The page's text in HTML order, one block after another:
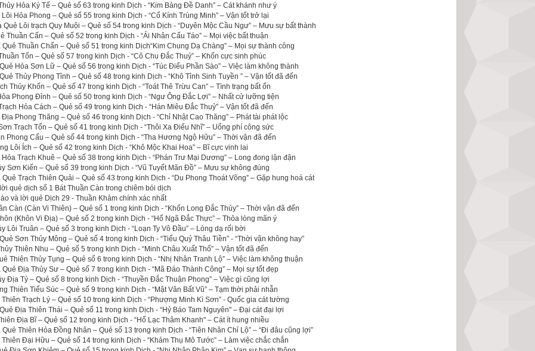
Hỏa Ký Tế – Quẻ số 63 trong kinh Dịch - “Kim Bảng Đề Danh” – Cát khánh như ý
Hỏa Phong – Quẻ số 55 trong kinh Dịch - “Cổ Kính Trùng Minh” – Vận tốt trở lại
Quẻ Lôi trạch Quy Muội – Quẻ số 54 trong kinh Dịch - “Duyên Mộc Cầu Ngư” – Mưu sự bất thành
Thuần Cấn – Quẻ số 52 trong kinh Dịch - “Ải Nhân Cấu Táo” – Mọi việc bất thuận
Quẻ Thuần Chấn – Quẻ số 51 trong kinh Dịch“Kim Chung Dạ Chàng” – Mọi sự thành công
Tốn – Quẻ số 57 trong kinh Dịch - “Cô Chu Đắc Thuỷ” – Khốn cực sinh phúc
Hỏa Sơn Lữ – Quẻ số 56 trong kinh Dịch - “Túc Điểu Phần Sào” – Việc làm không thành
Thủy Phong Tỉnh – Quẻ số 48 trong kinh Dịch - “Khô Tỉnh Sinh Tuyền ” – Vận tốt đã đến
Thủy Khốn – Quẻ số 47 trong kinh Dịch - “Toát Thê Trừu Can” – Tình trạng bất ổn
Phong Đỉnh – Quẻ số 50 trong kinh Dịch - “Ngư Ông Đắc Lợi” – Nhất cử lưỡng tiện
Hỏa Cách – Quẻ số 49 trong kinh Dịch - “Hán Miêu Đắc Thuỷ” – Vận tốt đã đến
Địa Phong Thăng – Quẻ số 46 trong kinh Dịch - “Chỉ Nhật Cao Thăng” – Phát tài phát lộc
Trạch Tổn – Quẻ số 41 trong kinh Dịch - “Thôi Xa Điếu Nhĩ” – Uổng phí công sức
Phong Cấu – Quẻ số 44 trong kinh Dịch - “Tha Hương Ngộ Hữu” – Thời vận đã đến
Lôi Ích – Quẻ số 42 trong kinh Dịch - “Khô Mộc Khai Hoa” – Bĩ cực vinh lai
Hỏa Trạch Khuê – Quẻ số 38 trong kinh Dịch - “Phán Trư Mại Dương” – Long đong lận đận
Sơn Kiển – Quẻ số 39 trong kinh Dịch - “Vũ Tuyết Mãn Đồ” – Mưu sự không đúng
Quẻ Trạch Thiên Quải – Quẻ số 43 trong kinh Dịch - “Du Phong Thoát Võng” – Gặp hung hoá cát
quẻ dịch số 1 Bát Thuần Càn trong chiêm bói dịch
và lời quẻ Dịch 29 - Thuần Khảm chính xác nhất
Càn (Càn Vi Thiên) – Quẻ số 1 trong kinh Dịch - “Khốn Long Đắc Thủy” – Thời vận đã đến
(Khôn Vi Địa) – Quẻ số 2 trong kinh Dịch - “Hổ Ngã Đắc Thực” – Thỏa lòng mãn ý
Lôi Truân – Quẻ số 3 trong kinh Dịch - “Loạn Ty Vô Đầu” – Lòng dạ rối bời
Sơn Thủy Mông – Quẻ số 4 trong kinh Dịch - “Tiểu Quỷ Thâu Tiền” - “Thời vận không hay”
Thiên Nhu – Quẻ số 5 trong kinh Dịch - “Minh Châu Xuất Thổ” – Vận tốt đã đến
Thiên Thủy Tụng – Quẻ số 6 trong kinh Dịch - “Nhị Nhân Tranh Lộ” – Việc làm không thuận
Quẻ Địa Thủy Sư – Quẻ số 7 trong kinh Dịch - “Mã Đáo Thành Công” – Mọi sự tốt đẹp
Địa Tỷ – Quẻ số 8 trong kinh Dịch - “Thuyền Đắc Thuận Phong” – Việc gì cũng lợi
Thiên Tiểu Súc – Quẻ số 9 trong kinh Dịch - “Mật Vân Bất Vũ” – Tạm thời phải nhẫn
Thiên Trạch Lý – Quẻ số 10 trong kinh Dịch - “Phượng Minh Kì Sơn” - Quốc gia cát tường
Địa Thiên Thái – Quẻ số 11 trong kinh Dịch - “Hỷ Báo Tam Nguyên" – Đại cát đại lợi
Địa Bĩ – Quẻ số 12 trong kinh Dịch - “Hổ Lạc Thâm Khanh" – Cát ít hung nhiều
Quẻ Thiên Hỏa Đồng Nhân – Quẻ số 13 trong kinh Dịch - “Tiên Nhân Chỉ Lộ” – “Đi đâu cũng lợi”
Đại Hữu – Quẻ số 14 trong kinh Dịch - “Khảm Thụ Mô Tước” – Làm việc chắc chắn